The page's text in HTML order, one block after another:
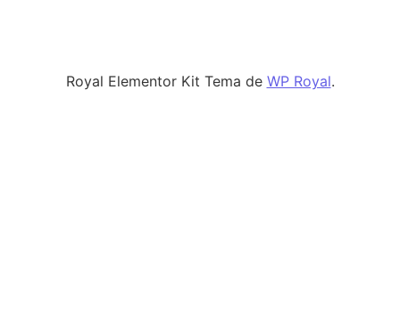
Royal Elementor Kit Tema de WP Royal.